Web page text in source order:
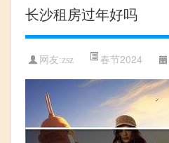
长沙租房过年好吗
网友:zsz 春节2024